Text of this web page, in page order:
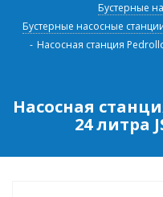
Бустерные
Бустерные насосные
- Насосная станция
Насосная
24 литра